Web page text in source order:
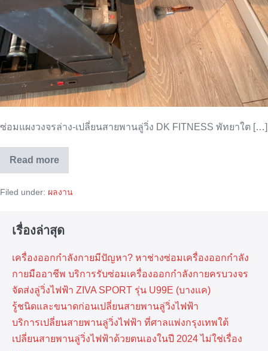
ซ่อมแผงวงจรล่าง-เปลี่ยนสายพานลู่วิ่ง DK FITNESS พัทยาใต […]
Read more
ซ่อม
แผง
ล่าง
ลู่
FITNESS
Filed under: ผลงาน
เรื่องล่าสุด
เครื่องออกกำลังกายมีปัญหา? หาช่างซ่อมเครื่องออกกำลัง
กายมืออาชีพ บริการรับซ่อมเครื่องออกกำลังกายครบวงจร
จัดส่งลู่วิ่งไฟฟ้า ZIVA SPORT รุ่น U99E (บางแค)
รู้ชนิดและขนาดก่อนเปลี่ยนสายพานลู่วิ่งไฟฟ้า
บริการเปลี่ยนสายพานลู่วิ่งไฟฟ้า ที่​ศาลแพ่งกรุงเทพ​ใต้
เปลี่ยนสายพานลู่วิ่งไฟฟ้าด้วยตนเองในปี 2024 ไม่ใช่เรื่อง